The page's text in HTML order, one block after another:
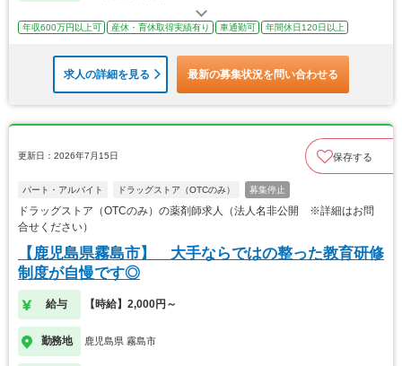
年収600万円以上可 産休・育休取得実績有り 車通勤可 年間休日120日以上
求人の詳細を見る 最新の募集状況を問い合わせる
更新日：2026年7月15日 保存する
パート・アルバイト ドラッグストア（OTCのみ） 募集停止
ドラッグストア（OTCのみ）の薬剤師求人（法人名非公開 ※詳細はお問
合せください）
【鹿児島県霧島市】 大手ならではの整った教育研修
制度が自慢です◎
給与 【時給】2,000円～
勤務地 鹿児島県 霧島市